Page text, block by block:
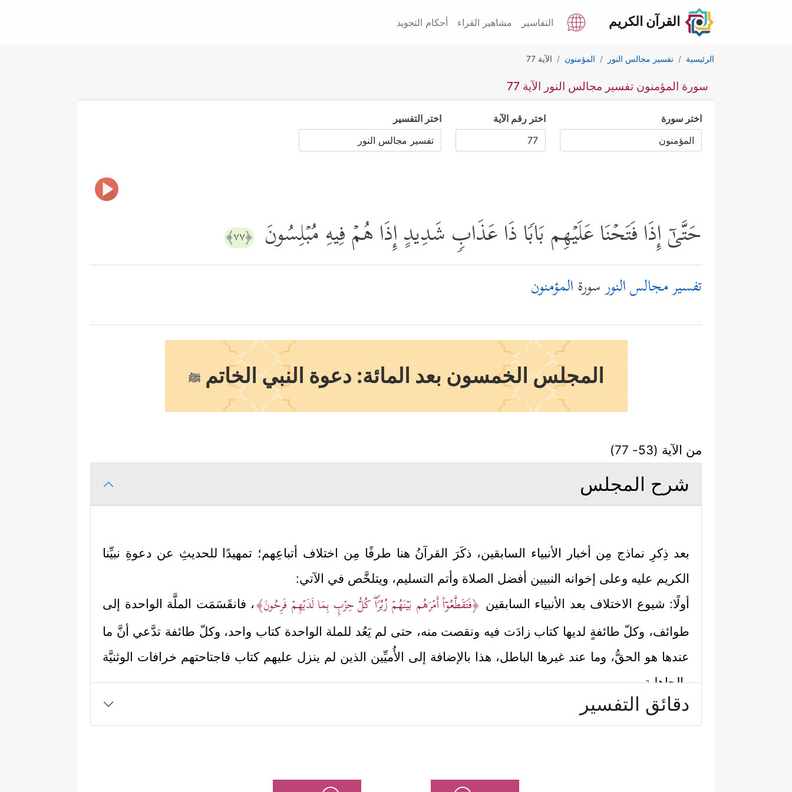
القرآن الكريم التفاسير مشاهير القراء أحكام التجويد
الرئيسية تفسير مجالس النور المؤمنون الآية 77
سورة المؤمنون تفسير مجالس النور الآية 77
اختر سورة اختر رقم الآية اختر التفسير
حَتَّىٰۤ إِذَا فَتَحۡنَا عَلَیۡهِم بَابࣰا ذَا عَذَابࣲ شَدِیدٍ إِذَا هُمۡ فِیهِ مُبۡلِسُونَ ﴿٧٧﴾
تفسير مجالس النورسورةالمؤمنون
المجلس الخمسون بعد المائة: دعوة النبي الخاتمﷺ
من الآية (53- 77)
شرح المجلس
بعد ذِكرِ نماذج مِن أخبار الأنبياء السابقين، ذكَرَ القرآنُ هنا طرفًا مِن اختلاف أتباعِهم؛ تمهيدًا للحديثِ عن دعوةِ نبيِّنا
الكريم عليه وعلى إخوانه النبيين أفضل الصلاة وأتم التسليم، ويتلخَّص في الآتي:
أولًا: شيوع الاختلاف بعد الأنبياء السابقين ﴿فَتَقَطَّعُوۤاْ أَمۡرَهُم بَیۡنَهُمۡ زُبُرࣰاۖ كُلُّ حِزۡبِۭ بِمَا لَدَیۡهِمۡ فَرِحُونَ﴾، فانقَسَمَت الملَّة الواحدة إلى
طوائف، وكلّ طائفةٍ لديها كتاب زادَت فيه ونقصت منه، حتى لم يَعُد للملة الواحدة كتاب واحد، وكلّ طائفة تدَّعي أنَّ ما
عندها هو الحقُّ، وما عند غيرها الباطل، هذا بالإضافة إلى الأُميِّين الذين لم ينزل عليهم كتاب فاجتاحتهم خرافات الوثنيَّة
والجاهلية.
ثانيًا: يُصحِّحُ القرآن لهؤلاء ميزان الحقِّ والباطل، فيردُّ عليهم تصوُّرَهم الخاطئ
دقائق التفسير